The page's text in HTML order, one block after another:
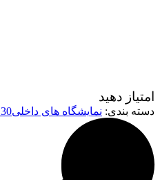
امتیاز دهید
دسته بندی: نمایشگاه های داخلی30 دی 1403